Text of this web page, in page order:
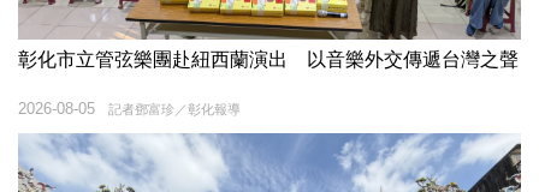
彰化市立管弦樂團赴紐西蘭演出 以音樂外交傳遞台灣之聲
記者鄧富珍／彰化報導
2026-08-05